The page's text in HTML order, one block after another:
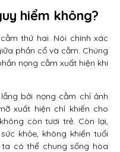
hiểm không?
thứ hai. Nói chính xác
phần cổ và cằm. Chúng
nọng cằm xuất hiện khi
bởi nọng cằm chỉ ảnh
xuất hiện chỉ khiến cho
còn tươi trẻ. Còn lại,
khỏe, không khiến tuổi
có thể chung sống hòa